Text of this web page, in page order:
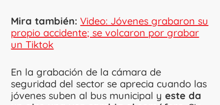
Mira también:Video: Jóvenes grabaron su
propio accidente; se volcaron por grabar
un Tiktok
En la grabación de la cámara de
seguridad del sector se aprecia cuando las
jóvenes suben al bus municipal yeste da